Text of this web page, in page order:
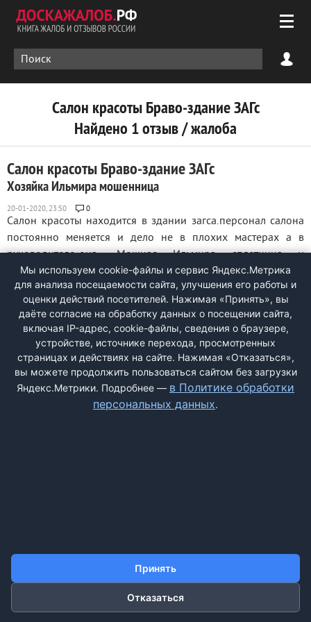
Салон красоты Браво-здание ЗАГс
Найдено 1 отзыв / жалоба
Салон красоты Браво-здание ЗАГс
Хозяйка Ильмира мошенница
0
Салон красоты находится в здании загса.персонал салона
постоянно меняется и дело не в плохих мастерах а в
руководителе-она- Мошная Ильмира сплетница и
обманщица, подставляет персонал унижает перед
клиентами, обшитывает... да и сама как мастер не очем-
неопрятная, ужасный маникюр и одежда.а самое ...
ДОБАВИТЬ ЖАЛОБУ
КОНТАКТЫ
Мы используем cookie-файлы и сервис Яндекс.Метрика
для анализа посещаемости сайта, улучшения его работы и
оценки действий посетителей. Нажимая «Принять», вы
даёте согласие на обработку данных о посещении сайта,
включая IP-адрес, cookie-файлы, сведения о браузере,
устройстве, источнике перехода, просмотренных
страницах и действиях на сайте. Нажимая «Отказаться»,
вы можете продолжить пользоваться сайтом без загрузки
Яндекс.Метрики. Подробнее — в Политике обработки
персональных данных.
Принять
Отказаться